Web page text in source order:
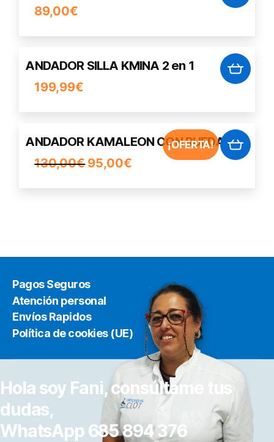
se
en
página
89,00€
ANDADOR SILLA KMINA 2 en 1
199,99€
¡OFERTA!
ANDADOR KAMALEON CON RUEDAS
130,00€ El
95,00€
Pagos Seguros
Atención personal
Envíos Rapidos
Política de cookies (UE)
Hola soy Fani, consúltame tus
dudas,
WhatsApp 685 894 376